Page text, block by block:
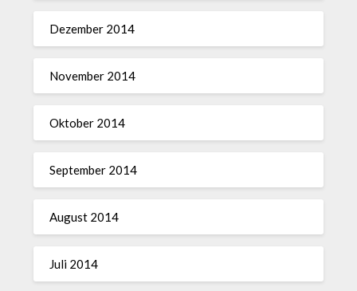
Dezember 2014
November 2014
Oktober 2014
September 2014
August 2014
Juli 2014